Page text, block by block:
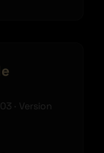
· Version